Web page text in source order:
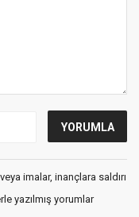
imalar, inançlara saldırı
yazılmış yorumlar